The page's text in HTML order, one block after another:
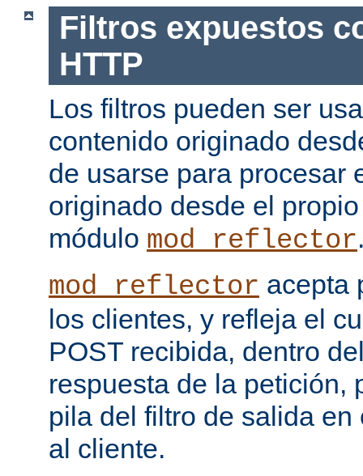
Filtros expuestos
HTTP
Los filtros pueden ser
contenido originado
de usarse para procesar
originado desde el
módulo mod_reflector
mod_reflector acepta
los clientes, y refleja el
POST recibida, dentro
respuesta de la petición,
pila del filtro de salida
al cliente.